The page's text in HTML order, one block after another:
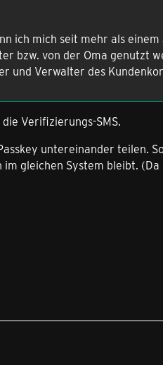
ich mich seit mehr als
bzw. von der Oma genutzt
und Verwalter des
Verifizierungs-SMS.
untereinander teilen.
gleichen System bleibt.